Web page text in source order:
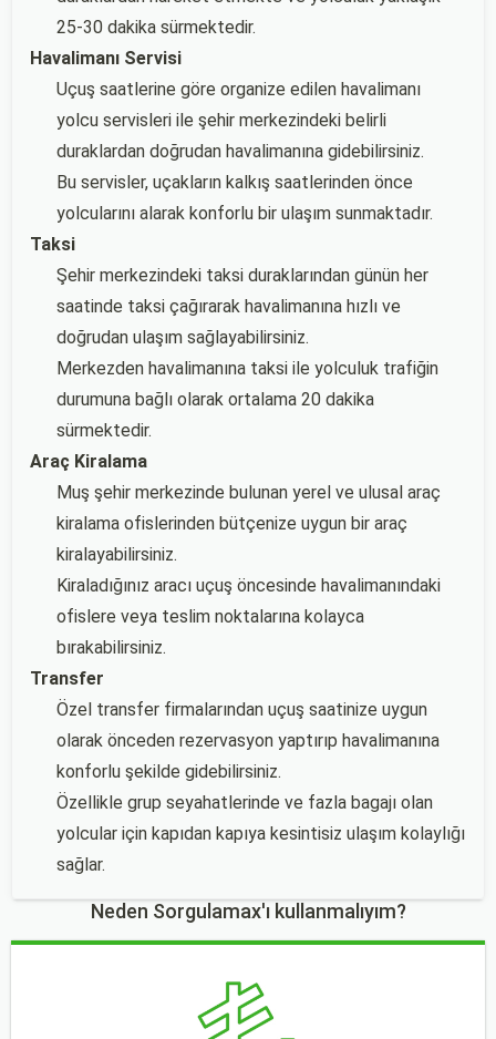
25-30 dakika sürmektedir.
Havalimanı Servisi
Uçuş saatlerine göre organize edilen havalimanı
yolcu servisleri ile şehir merkezindeki belirli
duraklardan doğrudan havalimanına gidebilirsiniz.
Bu servisler, uçakların kalkış saatlerinden önce
yolcularını alarak konforlu bir ulaşım sunmaktadır.
Taksi
Şehir merkezindeki taksi duraklarından günün her
saatinde taksi çağırarak havalimanına hızlı ve
doğrudan ulaşım sağlayabilirsiniz.
Merkezden havalimanına taksi ile yolculuk trafiğin
durumuna bağlı olarak ortalama 20 dakika
sürmektedir.
Araç Kiralama
Muş şehir merkezinde bulunan yerel ve ulusal araç
kiralama ofislerinden bütçenize uygun bir araç
kiralayabilirsiniz.
Kiraladığınız aracı uçuş öncesinde havalimanındaki
ofislere veya teslim noktalarına kolayca
bırakabilirsiniz.
Transfer
Özel transfer firmalarından uçuş saatinize uygun
olarak önceden rezervasyon yaptırıp havalimanına
konforlu şekilde gidebilirsiniz.
Özellikle grup seyahatlerinde ve fazla bagajı olan
yolcular için kapıdan kapıya kesintisiz ulaşım kolaylığı
sağlar.
Neden Sorgulamax'ı kullanmalıyım?